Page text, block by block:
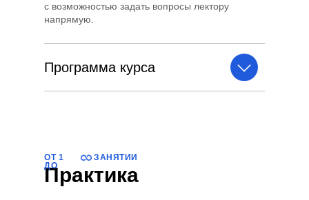
Программа курса
с возможностью задать вопросы лектору
напрямую.
Практика
ОТ 1
ДО
ЗАНЯТИЙ